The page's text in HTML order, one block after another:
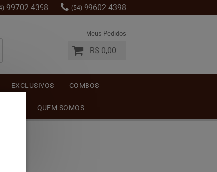
99702-4398 (54) 99602-4398
Meus Pedidos
R$ 0,00
EXCLUSIVOS COMBOS
QUEM SOMOS